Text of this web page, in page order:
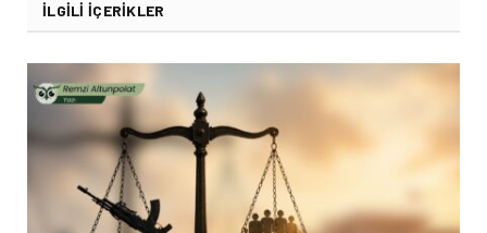
İLGILI İÇERIKLER